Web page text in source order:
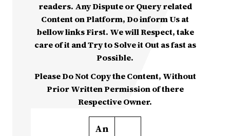
readers. Any Dispute or Query related
Content on Platform, Do inform Us at
bellow links First. We will Respect, take
care of it and Try to Solve it Out as fast as
Possible.
Please Do Not Copy the Content, Without
Prior Written Permission of there
Respective Owner.
An